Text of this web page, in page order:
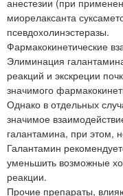
миорелаксанта
псевдохолинэстеразы.
Фармакокинетические
Элиминация
реакций и экскреции
значимого
Однако в отдельных
значимое
галантамина, при этом,
Галантамин
уменьшить возможные
реакции.
Прочие препараты,